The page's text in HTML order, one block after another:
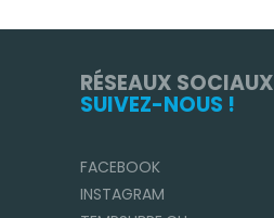
RÉSEAUX SOCIAUX
SUIVEZ-NOUS !
FACEBOOK
INSTAGRAM